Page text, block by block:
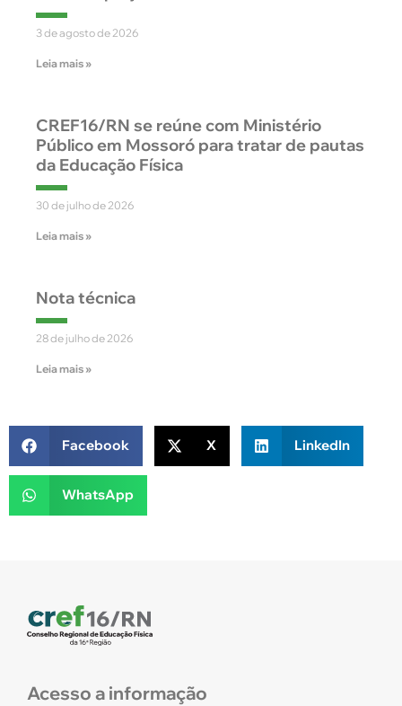
3 de agosto de 2026
Leia mais »
CREF16/RN se reúne com Ministério
Público em Mossoró para tratar de pautas
da Educação Física
30 de julho de 2026
Leia mais »
Nota técnica
28 de julho de 2026
Leia mais »
Facebook X LinkedIn
WhatsApp
Acesso a informação